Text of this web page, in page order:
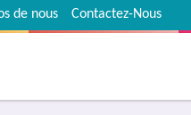
de nous Contactez-Nous